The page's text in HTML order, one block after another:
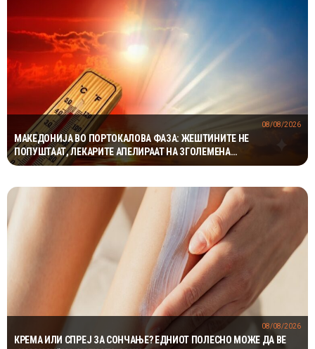
МАКЕДОНИЈА ВО ПОРТОКАЛОВА ФАЗА: ЖЕШТИНИТЕ НЕ
ПОПУШТААТ, ЛЕКАРИТЕ АПЕЛИРААТ НА ЗГОЛЕМЕНА
ПРЕТПАЗЛИВОСТ
08/08/2026
КРЕМА ИЛИ СПРЕЈ ЗА СОНЧАЊЕ? ЕДНИОТ ПОЛЕСНО МОЖЕ ДА ВЕ
08/08/2026